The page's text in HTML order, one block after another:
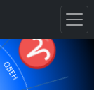
♈
ОВЕН